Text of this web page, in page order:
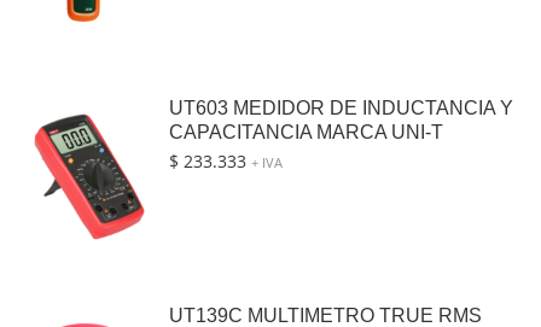
UT603 MEDIDOR DE INDUCTANCIA Y
CAPACITANCIA MARCA UNI-T
$ 233.333 + IVA
UT139C MULTIMETRO TRUE RMS